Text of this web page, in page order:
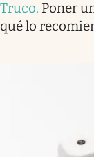
Truco. Poner
qué lo